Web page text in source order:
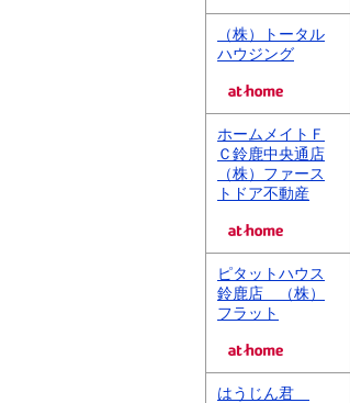
（株）トータル
ハウジング
ホームメイトＦ
Ｃ鈴鹿中央通店
（株）ファース
トドア不動産
ピタットハウス
鈴鹿店 （株）
フラット
はうじん君